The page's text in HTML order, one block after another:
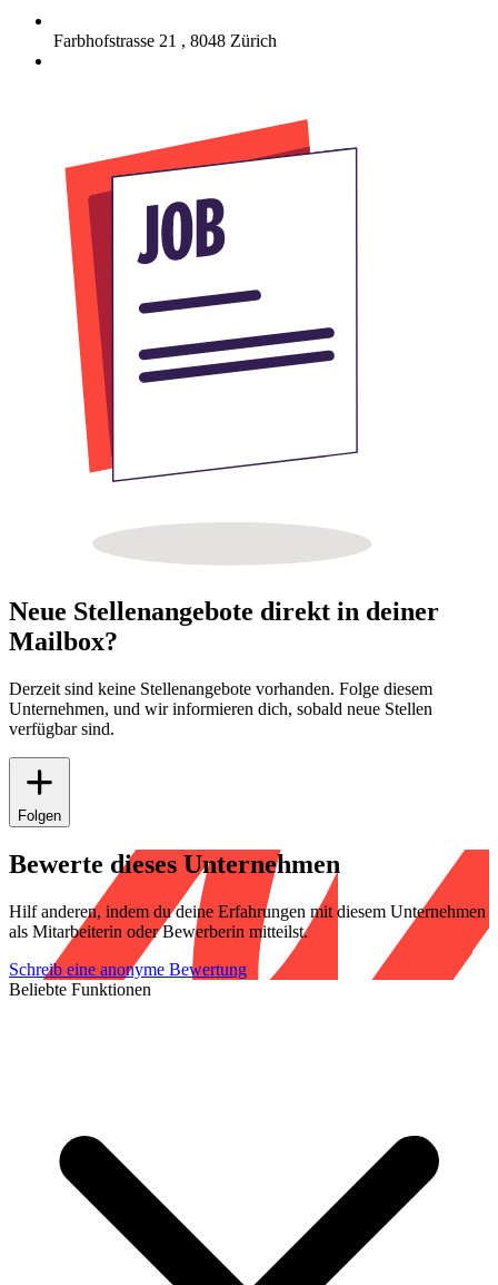
Farbhofstrasse 21 , 8048 Zürich
Neue Stellenangebote direkt in deiner
Mailbox?
Derzeit sind keine Stellenangebote vorhanden. Folge diesem
Unternehmen, und wir informieren dich, sobald neue Stellen
verfügbar sind.
Folgen
Bewerte dieses Unternehmen
Hilf anderen, indem du deine Erfahrungen mit diesem Unternehmen
als Mitarbeiterin oder Bewerberin mitteilst.
Schreib eine anonyme Bewertung
Beliebte Funktionen